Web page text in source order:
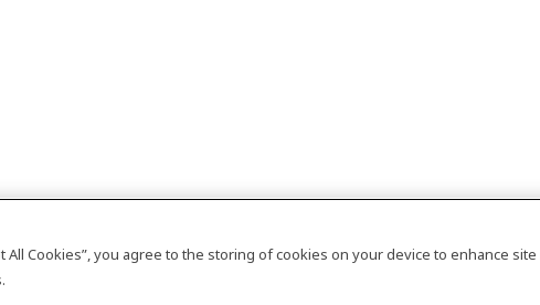
All Cookies”, you agree to the storing of cookies on your device to enhance